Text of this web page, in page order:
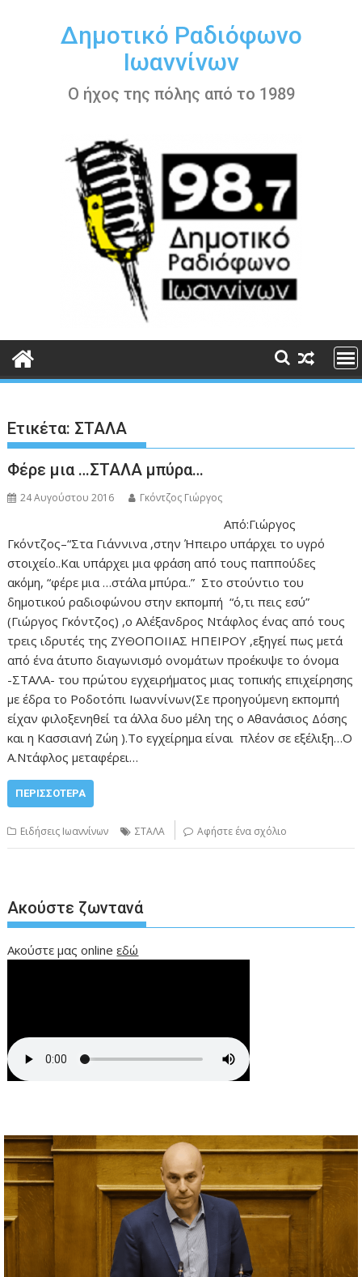
περιεχόμενοΔημοτικό Ραδιόφωνο
Ιωαννίνων
Ο ήχος της πόλης από το 1989
Ετικέτα: ΣΤΑΛΑ
Φέρε μια …ΣΤΑΛΑ μπύρα…
24 Αυγούστου 2016 Γκόντζος Γιώργος
Από:Γιώργος
Γκόντζος–“Στα Γιάννινα ,στην Ήπειρο υπάρχει το υγρό
στοιχείο..Και υπάρχει μια φράση από τους παππούδες
ακόμη, “φέρε μια …στάλα μπύρα..” Στο στούντιο του
δημοτικού ραδιοφώνου στην εκπομπή “ό,τι πεις εσύ”
(Γιώργος Γκόντζος) ,ο Αλέξανδρος Ντάφλος ένας από τους
τρεις ιδρυτές της ΖΥΘΟΠΟΙΙΑΣ ΗΠΕΙΡΟΥ ,εξηγεί πως μετά
από ένα άτυπο διαγωνισμό ονομάτων προέκυψε το όνομα
-ΣΤΑΛΑ- του πρώτου εγχειρήματος μιας τοπικής επιχείρησης
με έδρα το Ροδοτόπι Ιωαννίνων(Σε προηγούμενη εκπομπή
είχαν φιλοξενηθεί τα άλλα δυο μέλη της ο Αθανάσιος Δόσης
και η Κασσιανή Ζώη ).Το εγχείρημα είναι πλέον σε εξέλιξη…Ο
Α.Ντάφλος μεταφέρει…
ΠΕΡΙΣΣΌΤΕΡΑ
Ειδήσεις Ιωαννίνων ΣΤΑΛΑ Αφήστε ένα σχόλιο
Ακούστε ζωντανά
Ακούστε μας onlineεδώ